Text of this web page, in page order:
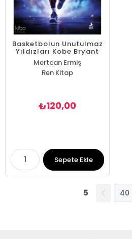
Basketbolun Unutulmaz
Yıldızları Kobe Bryant
Mertcan Ermiş
Ren Kitap
₺120,00
Sepete Ekle
5